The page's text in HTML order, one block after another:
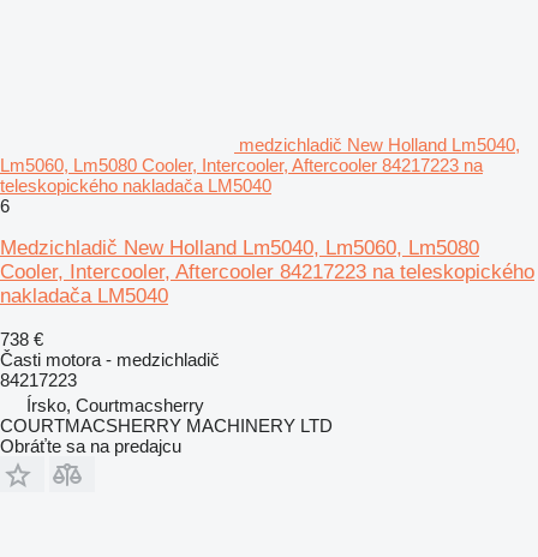
medzichladič New Holland Lm5040,
Lm5060, Lm5080 Cooler, Intercooler, Aftercooler 84217223 na
teleskopického nakladača LM5040
6
Medzichladič New Holland Lm5040, Lm5060, Lm5080
Cooler, Intercooler, Aftercooler 84217223 na teleskopického
nakladača LM5040
738 €
Časti motora - medzichladič
84217223
Írsko, Courtmacsherry
COURTMACSHERRY MACHINERY LTD
Obráťte sa na predajcu